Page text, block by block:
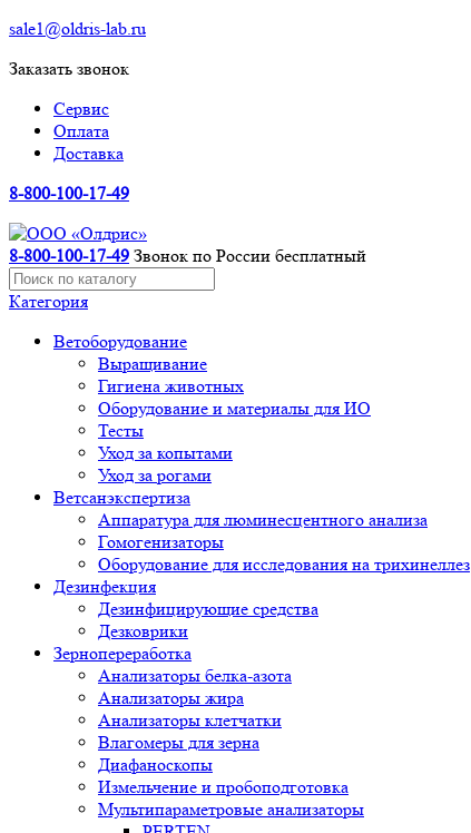
sale1@oldris-lab.ru
Заказать звонок
Сервис
Оплата
Доставка
8-800-100-17-49
8-800-100-17-49 Звонок по России бесплатный
Категория
Ветоборудование
Выращивание
Гигиена животных
Оборудование и материалы для ИО
Тесты
Уход за копытами
Уход за рогами
Ветсанэкспертиза
Аппаратура для люминесцентного анализа
Гомогенизаторы
Оборудование для исследования на трихинеллез
Дезинфекция
Дезинфицирующие средства
Дезковрики
Зернопереработка
Анализаторы белка-азота
Анализаторы жира
Анализаторы клетчатки
Влагомеры для зерна
Диафаноскопы
Измельчение и пробоподготовка
Мультипараметровые анализаторы